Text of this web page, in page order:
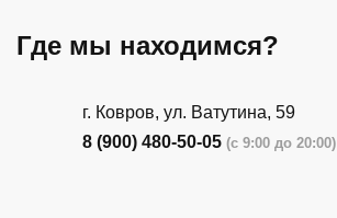
Где мы находимся?
г. Ковров, ул. Ватутина, 59
8 (900) 480-50-05 (с 9:00 до 20:00)